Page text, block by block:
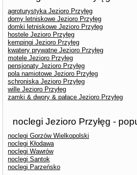
agroturystyka Jezioro Przyłęg
domy letniskowe Jezioro Przyłęg
domki letniskowe Jezioro Przyłęg
hostele Jezioro Przyłęg
kempingi Jezioro Przyłęg
kwatery prywatne Jezioro Przyłęg
motele Jezioro Przyłęg
pensjonaty Jezioro Przyłęg
pola namiotowe Jezioro Przyłęg
schroniska Jezioro Przyłęg
wille Jezioro Przyłęg
zamki & dwory & pałace Jezioro Przyłęg
noclegi Jezioro Przyłęg -
noclegi Gorzów Wielkopolski
noclegi Kłodawa
noclegi Wawrów
noclegi Santok
noclegi Parzeńsko